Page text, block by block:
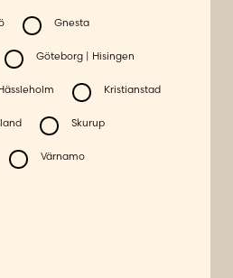
Gnesta
Göteborg | Hisingen
Kristianstad
Skurup
Värnamo